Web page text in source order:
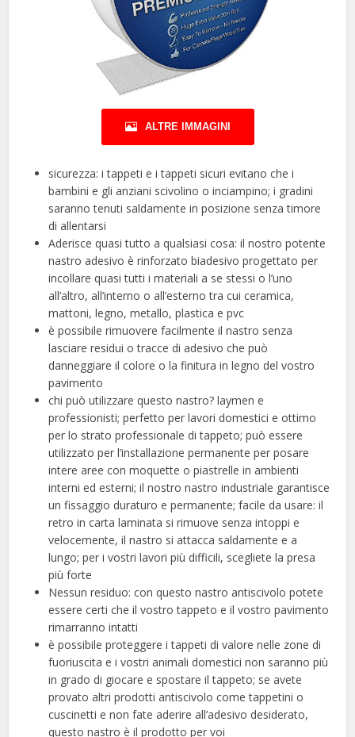
ALTRE IMMAGINI
sicurezza: i tappeti e i tappeti sicuri evitano che i
bambini e gli anziani scivolino o inciampino; i gradini
saranno tenuti saldamente in posizione senza timore
di allentarsi
Aderisce quasi tutto a qualsiasi cosa: il nostro potente
nastro adesivo è rinforzato biadesivo progettato per
incollare quasi tutti i materiali a se stessi o l’uno
all’altro, all’interno o all’esterno tra cui ceramica,
mattoni, legno, metallo, plastica e pvc
è possibile rimuovere facilmente il nastro senza
lasciare residui o tracce di adesivo che può
danneggiare il colore o la finitura in legno del vostro
pavimento
chi può utilizzare questo nastro? laymen e
professionisti; perfetto per lavori domestici e ottimo
per lo strato professionale di tappeto; può essere
utilizzato per l’installazione permanente per posare
intere aree con moquette o piastrelle in ambienti
interni ed esterni; il nostro nastro industriale garantisce
un fissaggio duraturo e permanente; facile da usare: il
retro in carta laminata si rimuove senza intoppi e
velocemente, il nastro si attacca saldamente e a
lungo; per i vostri lavori più difficili, scegliete la presa
più forte
Nessun residuo: con questo nastro antiscivolo potete
essere certi che il vostro tappeto e il vostro pavimento
rimarranno intatti
è possibile proteggere i tappeti di valore nelle zone di
fuoriuscita e i vostri animali domestici non saranno più
in grado di giocare e spostare il tappeto; se avete
provato altri prodotti antiscivolo come tappetini o
cuscinetti e non fate aderire all’adesivo desiderato,
questo nastro è il prodotto per voi